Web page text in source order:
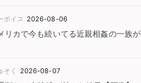
ボイス 2026-08-06
リカで今も続いてる近親相姦の一族が
そく 2026-08-07